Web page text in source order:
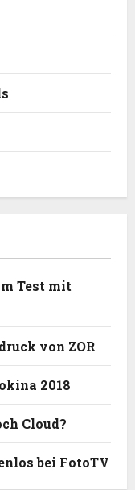
Test mit
von ZOR
2018
Cloud?
bei FotoTV